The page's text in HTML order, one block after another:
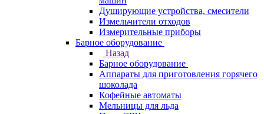
Душирующие устройства, смесители
Измельчители отходов
Измерительные приборы
Барное оборудование
Назад
Барное оборудование
Аппараты для приготовления горячего
шоколада
Кофейные автоматы
Мельницы для льда